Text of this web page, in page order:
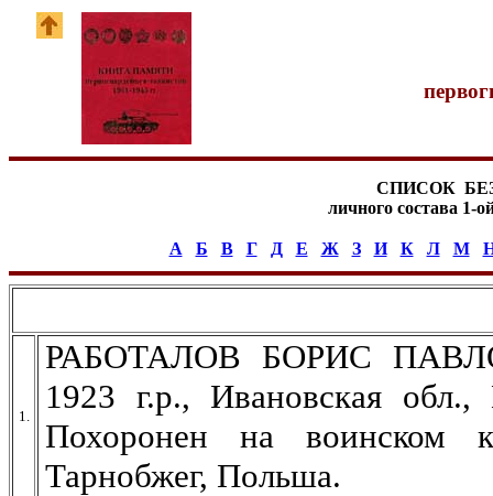
СПИСОК
личного состава 1-
А Б В Г Д Е Ж З И К Л М
1.
РАБОТАЛОВ БОРИС
1923 г.р., Ивановская
Похоронен на воинском
Тарнобжег, Польша.